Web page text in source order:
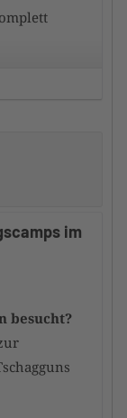
bemüht.
im
besucht?